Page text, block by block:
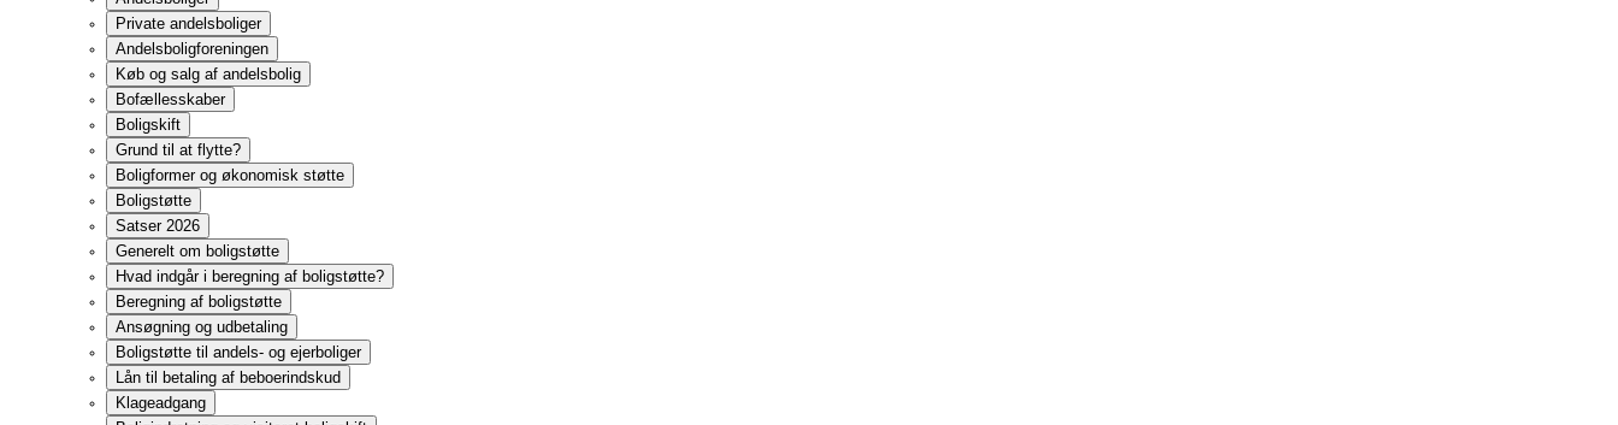
Private lejeboliger
Almene boliger
Lejekontrakt
Husorden
Overtagelse af lejemål
Tidsbegrænset lejeaftale
Bytteret
Beboerdemokrati
Beboerrepræsentation
Indflytning
Vedligeholdelse
Lejers forbedringer
Fremleje
Handicapindretning
Depositum og forudbetalt husleje
Husleje
Betalinger udover husleje